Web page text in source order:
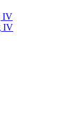
IV
IV